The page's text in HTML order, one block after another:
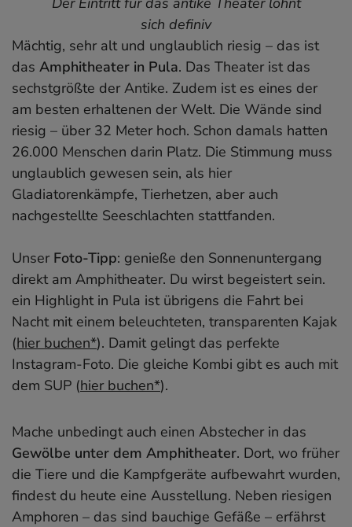
sich definiv
Mächtig, sehr alt und unglaublich riesig – das ist
das Amphitheater in Pula. Das Theater ist das
sechstgrößte der Antike. Zudem ist es eines der
am besten erhaltenen der Welt. Die Wände sind
riesig – über 32 Meter hoch. Schon damals hatten
26.000 Menschen darin Platz. Die Stimmung muss
unglaublich gewesen sein, als hier
Gladiatorenkämpfe, Tierhetzen, aber auch
nachgestellte Seeschlachten stattfanden.
Unser Foto-Tipp: genieße den Sonnenuntergang
direkt am Amphitheater. Du wirst begeistert sein.
ein Highlight in Pula ist übrigens die Fahrt bei
Nacht mit einem beleuchteten, transparenten Kajak
(hier buchen*). Damit gelingt das perfekte
Instagram-Foto. Die gleiche Kombi gibt es auch mit
dem SUP (hier buchen*).
Mache unbedingt auch einen Abstecher in das
Gewölbe unter dem Amphitheater. Dort, wo früher
die Tiere und die Kampfgeräte aufbewahrt wurden,
findest du heute eine Ausstellung. Neben riesigen
Amphoren – das sind bauchige Gefäße – erfährst